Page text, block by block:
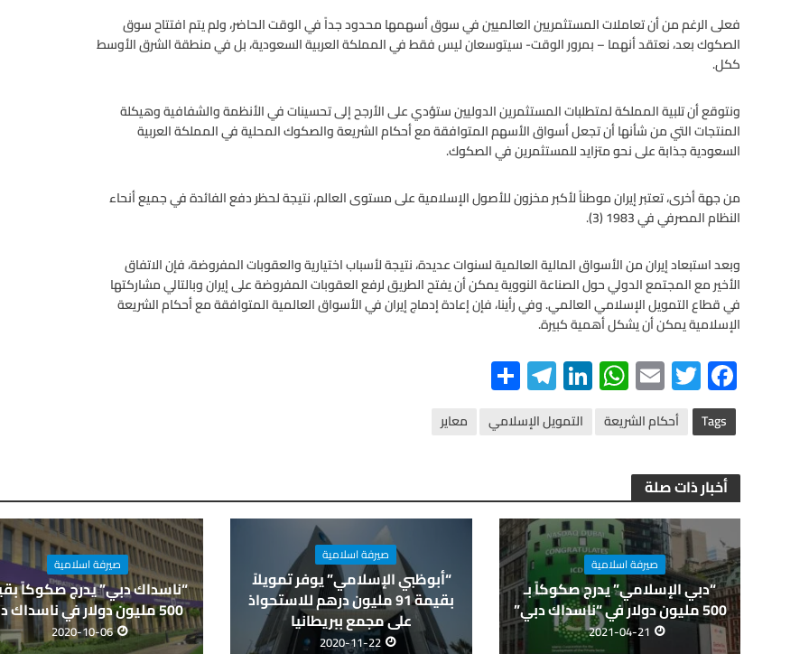
فعلى الرغم من أن تعاملات المستثمريين العالميين في سوق أسهمها محدود جداً في الوقت الحاضر، ولم يتم افتتاح سوق
الصكوك بعد، نعتقد أنهما – بمرور الوقت- سيتوسعان ليس فقط في المملكة العربية السعودية، بل في منطقة الشرق الأوسط
ككل.
ونتوقع أن تلبية المملكة لمتطلبات المستثمرين الدوليين ستؤدي على الأرجح إلى تحسينات في الأنظمة والشفافية وهيكلة
المنتجات التي من شأنها أن تجعل أسواق الأسهم المتوافقة مع أحكام الشريعة والصكوك المحلية في المملكة العربية
السعودية جذابة على نحو متزايد للمستثمرين في الصكوك.
من جهة أخرى، تعتبر إيران موطناً لأكبر مخزون للأصول الإسلامية على مستوى العالم، نتيجة لحظر دفع الفائدة في جميع أنحاء
النظام المصرفي في 1983 (3).
وبعد استبعاد إيران من الأسواق المالية العالمية لسنوات عديدة، نتيجة لأسباب اختيارية والعقوبات المفروضة، فإن الاتفاق
الأخير مع المجتمع الدولي حول الصناعة النووية يمكن أن يفتح الطريق لرفع العقوبات المفروضة على إيران وبالتالي مشاركتها
في قطاع التمويل الإسلامي العالمي. وفي رأينا، فإن إعادة إدماج إيران في الأسواق العالمية المتوافقة مع أحكام الشريعة
الإسلامية يمكن أن يشكل أهمية كبيرة.
F
ac
e
b
o
o
k
T
wi
tt
er
E
m
ail
W
h
at
A
p
p
Li
n
ke
n
Te
le
gr
m
S
h
ar Tags أحكام الشريعة التمويل الإسلامي معاير
أخبار ذات صلة
صيرفة اسلامية
“دبي الإسلامي” يدرج صكوكاً بـ
500 مليون دولار في “ناسداك دبي”
2021-04-21
صيرفة اسلامية
“أبوظبي الإسلامي” يوفر تمويلاً
بقيمة 91 مليون درهم للاستحواذ
على مجمع ببريطانيا
2020-11-22
صيرفة اسلامية
“ناسداك دبي” يدرج صكوكاً
500 مليون دولار في ناسداك دبي
2020-10-06